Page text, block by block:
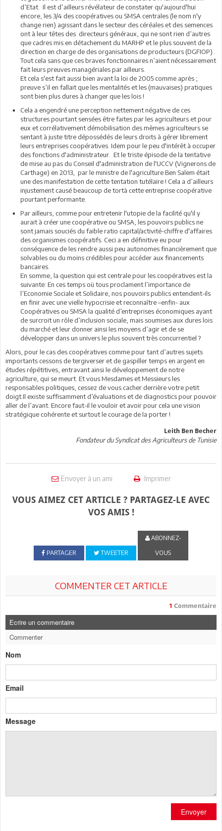
d’Etat. Il est d’ailleurs révélateur de constater qu'aujourd'hui
encore, les 3/4 des coopératives ou SMSA centrales (le nom n'y
change rien) agissant dans le secteur des céréales et des semences
ont à leur têtes des directeurs généraux, qui ne sont rien d’autres
que cadres mis en détachement du MARHP et le plus souvent de la
direction en charge de des organisations de producteurs (DGFIOP) .
Tout cela sans que ces braves fonctionnaires n’aient nécessairement
fait leurs preuves managériales par ailleurs.
Et cela s'est fait aussi bien avant la loi de 2005 comme après ;
preuve s’il en fallait que les mentalités et les (mauvaises) pratiques
sont bien plus dures à changer que les lois !
Cela a engendré une perception nettement négative de ces
structures pourtant sensées être faites par les agriculteurs et pour
eux et corrélativement démobilisation des mêmes agriculteurs se
sentant à juste titre dépossédés de leurs droits à gérer librement
leurs entreprises coopératives. Idem pour le peu d'intérêt à occuper
des fonctions d'administrateur. Et le triste épisode de la tentative
de mise au pas du Conseil d'administration de l'UCCV (Vignerons de
Carthage) en 2013, par le ministre de l'agriculture Ben Salem était
une des manifestation de cette tentation tutélaire ! Cela a d’ailleurs
injustement causé beaucoup de tortà cette entreprise coopérative
pourtant performante.
Par ailleurs, comme pour entretenir l'utopie de la facilité qu'il y
aurait à créer une coopérative ou SMSA, les pouvoirs publics ne
sont jamais souciés du faible ratio capital/activité-chiffre d'affaires
des organismes coopératifs. Ceci a en définitive eu pour
conséquence de les rendre aussi peu autonomes financièrement que
solvables ou du moins crédibles pour accéder aux financements
bancaires.
En somme, la question qui est centrale pour les coopératives est la
suivante: En ces temps où tous proclament l’importance de
l’Economie Sociale et Solidaire, nos pouvoirs publics entendent-ils
en finir avec une vielle hypocrisie et reconnaître –enfin- aux
Coopératives ou SMSA la qualité d’entreprises économiques ayant
de surcroit un rôle d’inclusion sociale, mais soumises aux dures lois
du marché et leur donner ainsi les moyens d’agir et de se
développer dans un univers le plus souvent très concurrentiel ?
Alors, pour le cas des coopératives comme pour tant d’autres sujets
importants cessons de tergiverser et de gaspiller temps en argent en
études répétitives, entravant ainsi le développement de notre
agriculture, qui se meurt. Et vous Mesdames et Messieurs les
responsables politiques, cessez de vous cacher derrière votre petit
doigt.Il existe suffisamment d’évaluations et de diagnostics pour pouvoir
aller de l’avant. Encore faut-il le vouloir et avoir pour cela une vision
stratégique cohérente et surtout le courage de la porter !
Leith Ben Becher
Fondateur du Syndicat des Agriculteurs de Tunisie
Envoyer à un ami Imprimer
VOUS AIMEZ CET ARTICLE ? PARTAGEZ-LE AVEC
VOS AMIS !
PARTAGER TWEETER
ABONNEZ-
VOUS
COMMENTER CET ARTICLE
1 Commentaire
Ecrire un commentaire
Commenter
Nom
Email
Message
Envoyer